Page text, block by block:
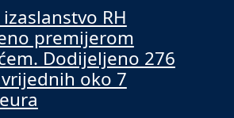
RH
premijerom
Dodijeljeno 276
oko 7